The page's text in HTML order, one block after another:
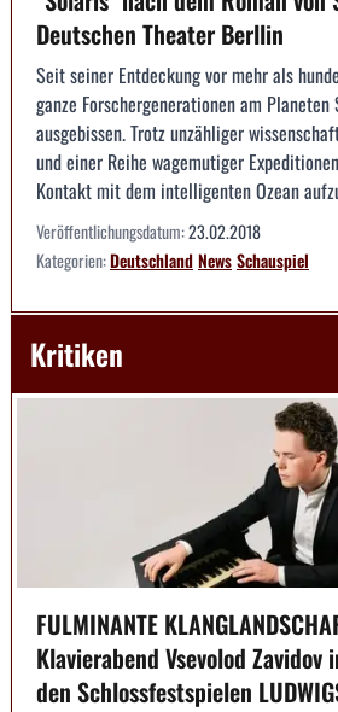
Deutschen Theater Berllin
Seit seiner Entdeckung vor mehr als
ganze Forschergenerationen am Planeten
ausgebissen. Trotz unzähliger
und einer Reihe wagemutiger
Kontakt mit dem intelligenten Ozean
Veröffentlichungsdatum:23.02.2018
Kategorien:DeutschlandNewsSchauspiel
Kritiken
FULMINANTE
Klavierabend Vsevolod Zavidov
den Schlossfestspielen